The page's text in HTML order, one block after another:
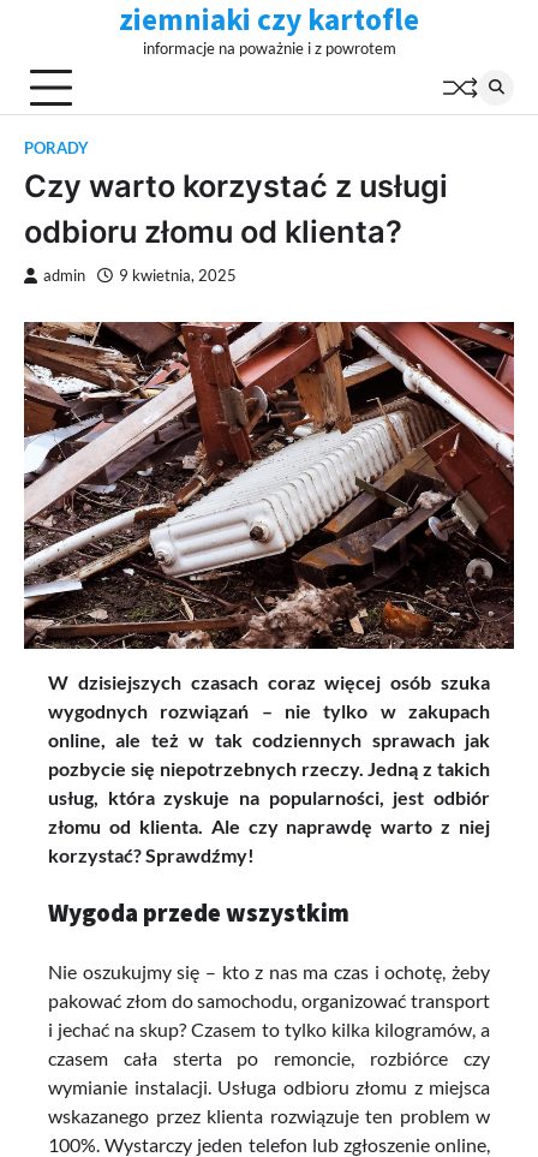
content
ziemniaki czy kartofle
informacje na poważnie i z powrotem
PORADY
Czy warto korzystać z usługi
odbioru złomu od klienta?
admin 9 kwietnia, 2025
W dzisiejszych czasach coraz więcej osób szuka
wygodnych rozwiązań – nie tylko w zakupach
online, ale też w tak codziennych sprawach jak
pozbycie się niepotrzebnych rzeczy. Jedną z takich
usług, która zyskuje na popularności, jest odbiór
złomu od klienta. Ale czy naprawdę warto z niej
korzystać? Sprawdźmy!
Wygoda przede wszystkim
Nie oszukujmy się – kto z nas ma czas i ochotę, żeby
pakować złom do samochodu, organizować transport
i jechać na skup? Czasem to tylko kilka kilogramów, a
czasem cała sterta po remoncie, rozbiórce czy
wymianie instalacji. Usługa odbioru złomu z miejsca
wskazanego przez klienta rozwiązuje ten problem w
100%. Wystarczy jeden telefon lub zgłoszenie online,